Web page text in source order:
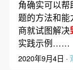
角确实可以
题的方法和
商就试图解决
实践示例……
2020年9月4日 ·